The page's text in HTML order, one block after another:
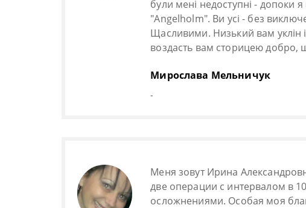
були мені недоступні - допоки я
"Angelholm". Ви усі - без
Щасливими. Низький вам уклін
воздасть вам сторицею
Мирослава Мельничук
-
Меня зовут Ирина
две операции с интервалом в
осложнениями. Особая моя